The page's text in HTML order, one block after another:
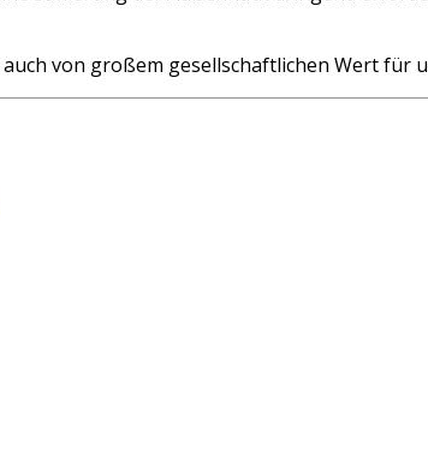
von großem gesellschaftlichen Wert für